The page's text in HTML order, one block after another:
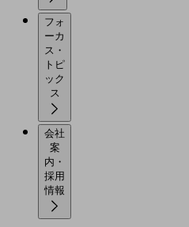
フォ
ーカ
ス・
トピ
ック
会社
案
内・
採用
情報